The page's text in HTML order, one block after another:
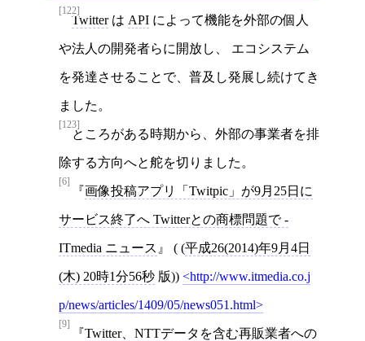
[122]
Twitterは API によって機能を外部の個人
や法人の開発者らに開放し、 エコシステム
を発達させることで、普及し発展し続けてき
ました。
[123]
ところがある時期から、外部の事業者を排
除する方向へと舵を切りました。
[6]
画像投稿アプリ「Twitpic」が9月25日に
サービス終了へ Twitterとの商標問題で -
ITmedia ニュース ( (平成26(2014)年9月4日
(木) 20時1分56秒 版)) http://www.itmedia.co.j
p/news/articles/1409/05/news051.html
[9]
Twitter、NTTデータを含む再販業者への